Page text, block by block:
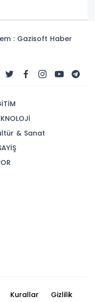
: Gazisoft Haber
& Sanat
Kurallar
Gizlilik